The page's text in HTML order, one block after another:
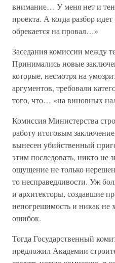
внимание… У меня нет и
проекта. А когда разбор
обрекается на провал…»
Заседания комиссии между
Принимались новые
которые, несмотря на
аргументов, требовали
того, что… «на виновных
Комиссия Министерства
работу итоговым
вынесен убийственный
этим последовать, никто не
ощущение не только
то несправедливости. Уж
и архитекторы, создавшие
непогрешимость и никак не
ошибок.
Тогда Государственный
предложил Академии